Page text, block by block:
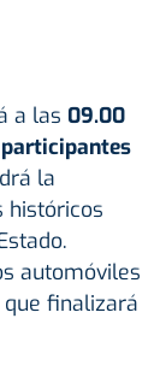
a las 09.00
la
históricos
automóviles
que finalizará